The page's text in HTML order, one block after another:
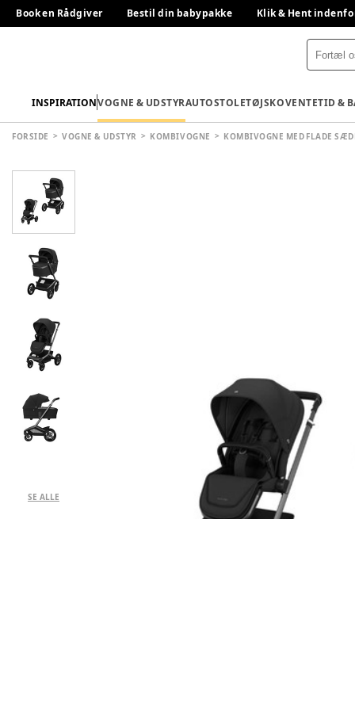
Book en Rådgiver Bestil din babypakke Klik & Hent
INSPIRATIONVOGNE & UDSTYRAUTOSTOLETØJSKOVENTETID &
FORSIDE VOGNE & UDSTYR KOMBIVOGNE KOMBIVOGNE MED FLADE
SE ALLE